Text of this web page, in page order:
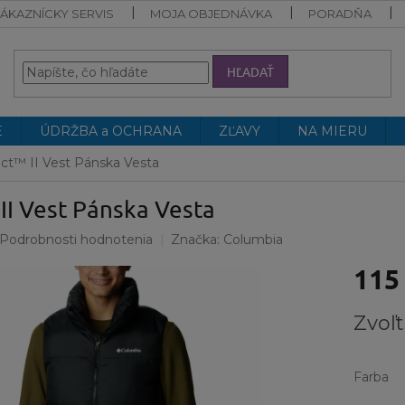
SERVIS MOJA OBJEDNÁVKA PORADŇA
HĽADAŤ
ÚDRŽBA a OCHRANA ZĽAVY NA MIERU
II Vest Pánska Vesta
Vest Pánska Vesta
Podrobnosti hodnotenia Značka: Columbia
cena:
Farba